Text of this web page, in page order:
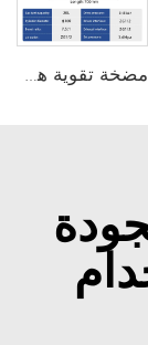
مضخة تقوية هواء YCP-7.5-G بسعة 7.5 مرات مع خزان تخزين هواء سعة 20 لترًا